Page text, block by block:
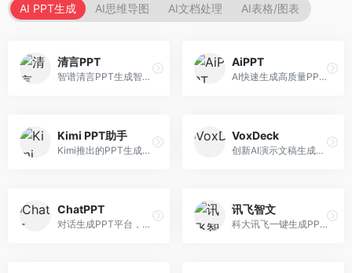
AI PPT生成 AI思维导图 AI文档处理 AI表格/图表
清言PPT
智谱清言PPT生成智能体，基于GLM大模型。面向智谱用户，支持对话生成PPT、内容优化等服务，与智谱生态深度整合。
AiPPT
AI快速生成高质量PPT平台，支持主题定制。面向职场人士和学生，提供一键生成、模板选择、内容优化等服务，PPT制作速度快，设计质量高。
Kimi PPT助手
Kimi推出的PPT生成智能体，整合长文本处理能力。面向职场人士和学生，支持文档解析、PPT生成、内容优化等服务，与Kimi生态深度整合。
VoxDeck
创新AI演示文稿生成工具，支持语音交互创作。面向职场人士，支持语音输入、PPT生成、内容优化等功能，语音创作体验便捷。
ChatPPT
对话生成PPT平台，支持自然语言交互创作。面向职场人士和教育工作者，通过对话方式完成PPT制作，交互体验友好，创作过程直观。
讯飞智文
科大讯飞一键生成PPT和Word工具，整合语音技术。面向职场人士，支持语音输入、文档生成、格式调整等功能，办公效率显著提升。